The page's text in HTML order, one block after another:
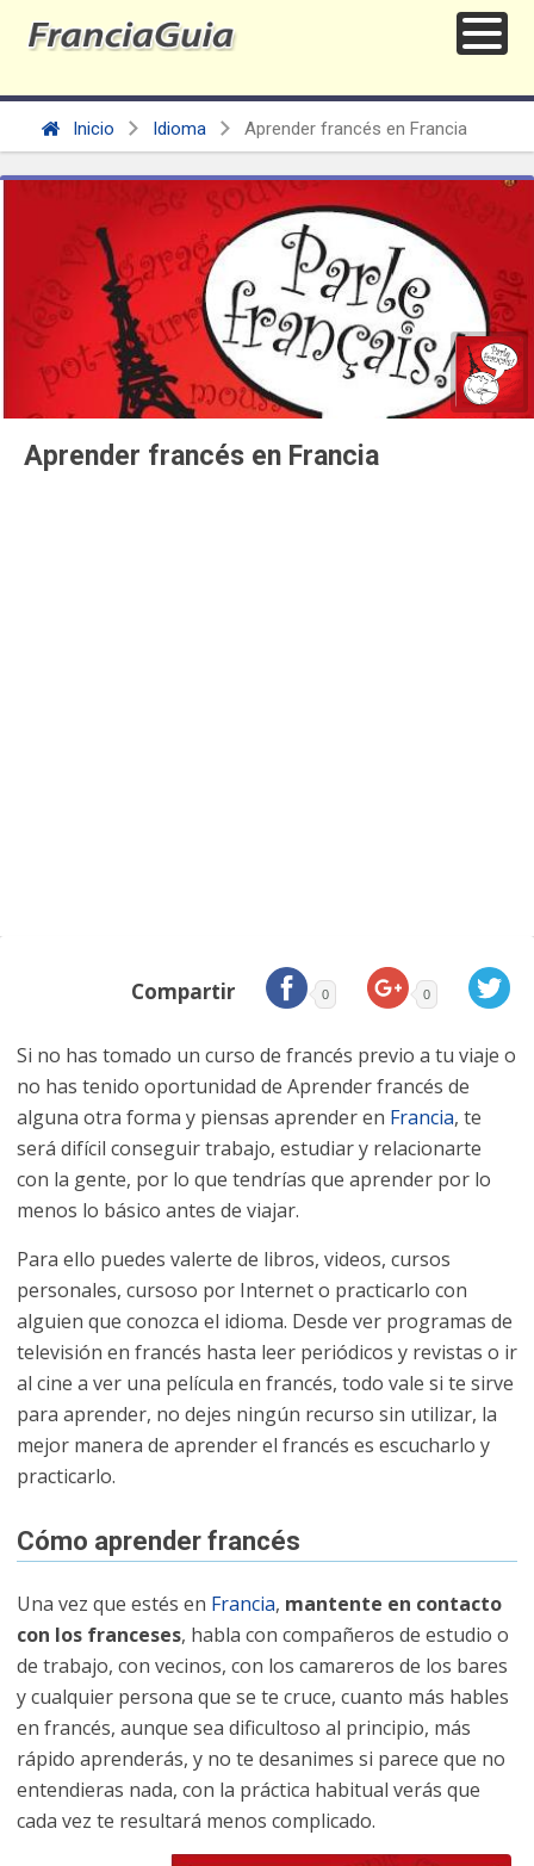
Inicio Idioma Aprender francés en Francia
Aprender francés en Francia
Compartir 0 0
Si no has tomado un curso de francés previo a tu viaje o
no has tenido oportunidad de Aprender francés de
alguna otra forma y piensas aprender en Francia, te
será difícil conseguir trabajo, estudiar y relacionarte
con la gente, por lo que tendrías que aprender por lo
menos lo básico antes de viajar.
Para ello puedes valerte de libros, videos, cursos
personales, cursoso por Internet o practicarlo con
alguien que conozca el idioma. Desde ver programas de
televisión en francés hasta leer periódicos y revistas o ir
al cine a ver una película en francés, todo vale si te sirve
para aprender, no dejes ningún recurso sin utilizar, la
mejor manera de aprender el francés es escucharlo y
practicarlo.
Cómo aprender francés
Una vez que estés en Francia, mantente en contacto
con los franceses, habla con compañeros de estudio o
de trabajo, con vecinos, con los camareros de los bares
y cualquier persona que se te cruce, cuanto más hables
en francés, aunque sea dificultoso al principio, más
rápido aprenderás, y no te desanimes si parece que no
entendieras nada, con la práctica habitual verás que
cada vez te resultará menos complicado.